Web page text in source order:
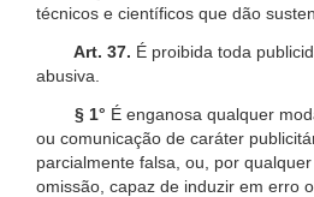
técnicos e científicos que dão
Art. 37. É proibida toda
abusiva.
§ 1° É enganosa qualquer
ou comunicação de caráter
parcialmente falsa, ou, por
omissão, capaz de induzir em erro